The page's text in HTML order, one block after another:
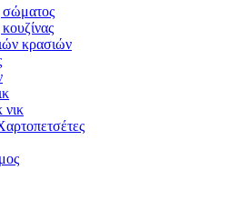
σώματος
κρασιών
νικ